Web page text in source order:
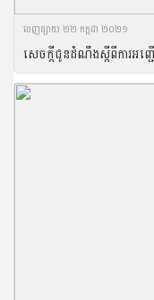
ចេញ​ផ្សាយ​ ២២ កក្កដា ២០២១